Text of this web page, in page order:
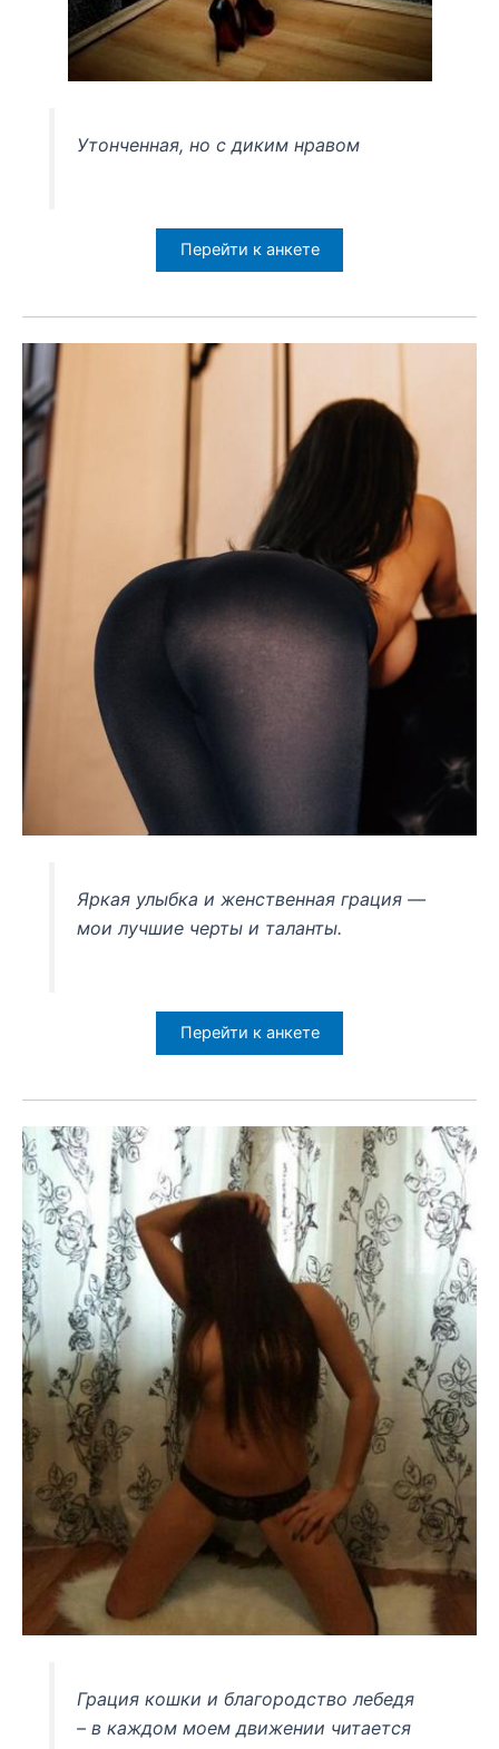
Утонченная, но с диким нравом
Перейти к анкете
Яркая улыбка и женственная грация —
мои лучшие черты и таланты.
Перейти к анкете
Грация кошки и благородство лебедя
– в каждом моем движении читается